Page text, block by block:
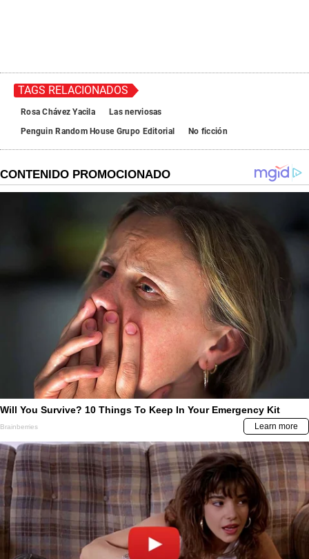
TAGS RELACIONADOS
Rosa Chávez Yacila
Las nerviosas
Penguin Random House Grupo Editorial
No ficción